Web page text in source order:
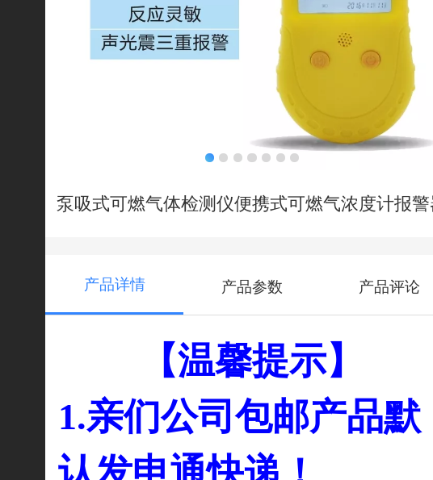
泵吸式可燃气体检测仪便携式可燃气浓度计报
产品详情 产品参数 产品评论
【温馨提示】
1.亲们公司包邮产品默